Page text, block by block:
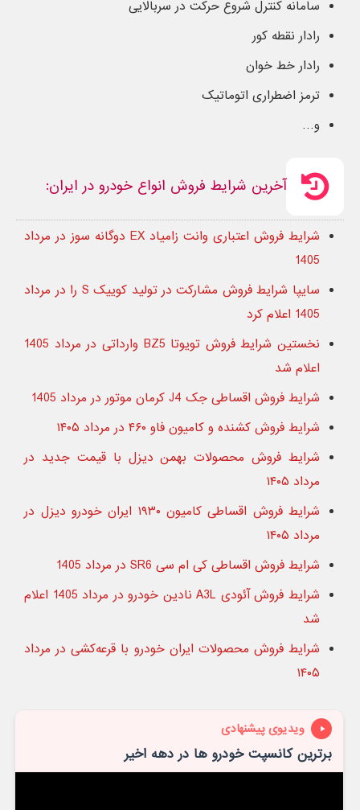
سامانه کنترل شروع حرکت در سربالایی
رادار نقطه کور
رادار خط خوان
ترمز اضطراری اتوماتیک
و…
آخرین شرایط فروش انواع خودرو در ایران:
شرایط فروش اعتباری وانت زامیاد EX دوگانه سوز در مرداد
1405
سایپا شرایط فروش مشارکت در تولید کوییک S را در مرداد
1405 اعلام کرد
نخستین شرایط فروش تویوتا BZ5 وارداتی در مرداد 1405
اعلام شد
شرایط فروش اقساطی جک J4 کرمان موتور در مرداد 1405
شرایط فروش کشنده و کامیون فاو ۴۶۰ در مرداد ۱۴۰۵
شرایط فروش محصولات بهمن دیزل با قیمت جدید در
مرداد ۱۴۰۵
شرایط فروش اقساطی کامیون ۱۹۳۰ ایران خودرو دیزل در
مرداد ۱۴۰۵
شرایط فروش اقساطی کی ام سی SR6 در مرداد 1405
شرایط فروش آئودی A3L نادین خودرو در مرداد 1405 اعلام
شد
شرایط فروش محصولات ایران خودرو با قرعه‌کشی در مرداد
۱۴۰۵
ویدیوی پیشنهادی
برترین کانسپت خودرو ها در دهه اخیر